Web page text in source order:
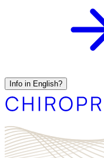
Info in English?